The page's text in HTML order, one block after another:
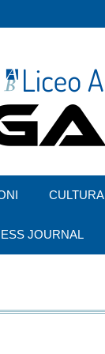
CULTURA
JOURNAL